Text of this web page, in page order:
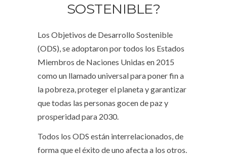
SOSTENIBLE?
Los Objetivos de Desarrollo Sostenible
(ODS), se adoptaron por todos los Estados
Miembros de Naciones Unidas en 2015
como un llamado universal para poner fin a
la pobreza, proteger el planeta y garantizar
que todas las personas gocen de paz y
prosperidad para 2030.
Todos los ODS están interrelacionados, de
forma que el éxito de uno afecta a los otros.